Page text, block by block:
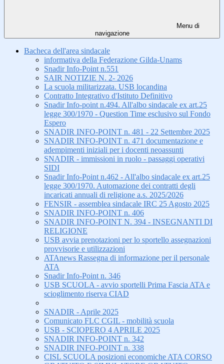
Menu di
navigazione
Bacheca dell'area sindacale
informativa della Federazione Gilda-Unams
Snadir Info-Point n.551
SAIR NOTIZIE N. 2- 2026
La scuola militarizzata. USB locandina
Contratto Integrativo d'Istituto Definitivo
Snadir Info-point n.494. All'albo sindacale ex art.25
legge 300/1970 - Question Time esclusivo sul Fondo
Espero
SNADIR INFO-POINT n. 481 - 22 Settembre 2025
SNADIR INFO-POINT n. 471 documentazione e
adempimenti iniziali per i docenti neoassunti
SNADIR - immissioni in ruolo - passaggi operativi
SIDI
Snadir Info-Point n.462 - All'albo sindacale ex art.25
legge 300/1970. Automazione dei contratti degli
incaricati annuali di religione a.s. 2025/2026
FENSIR - assemblea sindacale IRC 25 Agosto 2025
SNADIR INFO-POINT n. 406
SNADIR INFO-POINT N. 394 - INSEGNANTI DI
RELIGIONE
USB avvia prenotazioni per lo sportello assegnazioni
provvisorie e utilizzazioni
ATAnews Rassegna di informazione per il personale
ATA
Snadir Info-Point n. 346
USB SCUOLA - avvio sportelli Prima Fascia ATA e
scioglimento riserva CIAD
SNADIR - Aprile 2025
Comunicato FLC CGIL - mobilità scuola
USB - SCIOPERO 4 APRILE 2025
SNADIR INFO-POINT n. 342
SNADIR INFO-POINT n. 338
CISL SCUOLA posizioni economiche ATA CORSO